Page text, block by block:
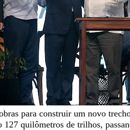
para construir um novo
127 quilômetros de trilhos,